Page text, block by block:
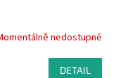
nedostupné
DETAIL